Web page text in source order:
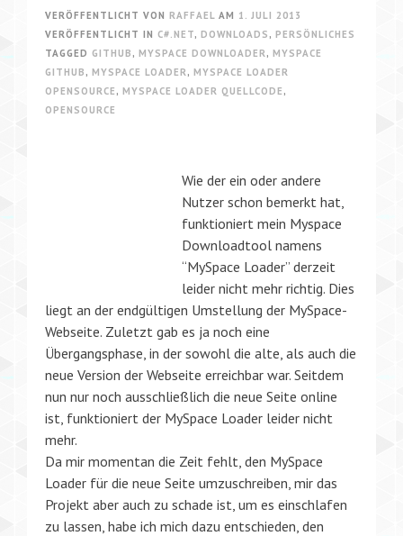
VERÖFFENTLICHT VON RAFFAEL AM 1. JULI 2013
VERÖFFENTLICHT IN C#.NET, DOWNLOADS , PERSÖNLICHES
TAGGED GITHUB , MYSPACE DOWNLOADER, MYSPACE
GITHUB , MYSPACE LOADER, MYSPACE LOADER
OPENSOURCE , MYSPACE LOADER QUELLCODE ,
OPENSOURCE
Wie der ein oder andere
Nutzer schon bemerkt hat,
funktioniert mein Myspace
Downloadtool namens
“MySpace Loader” derzeit
leider nicht mehr richtig. Dies
liegt an der endgültigen Umstellung der MySpace-
Webseite. Zuletzt gab es ja noch eine
Übergangsphase, in der sowohl die alte, als auch die
neue Version der Webseite erreichbar war. Seitdem
nun nur noch ausschließlich die neue Seite online
ist, funktioniert der MySpace Loader leider nicht
mehr.
Da mir momentan die Zeit fehlt, den MySpace
Loader für die neue Seite umzuschreiben, mir das
Projekt aber auch zu schade ist, um es einschlafen
zu lassen, habe ich mich dazu entschieden, den